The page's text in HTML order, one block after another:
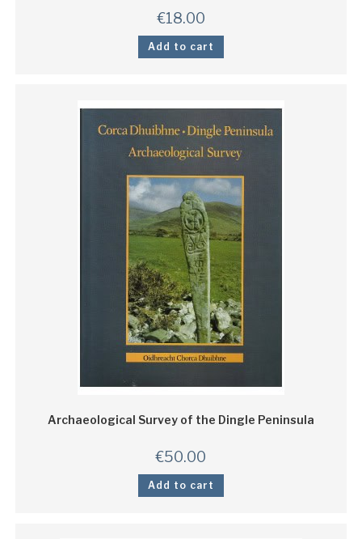
€18.00
Add to cart
Archaeological Survey of the Dingle Peninsula
€50.00
Add to cart